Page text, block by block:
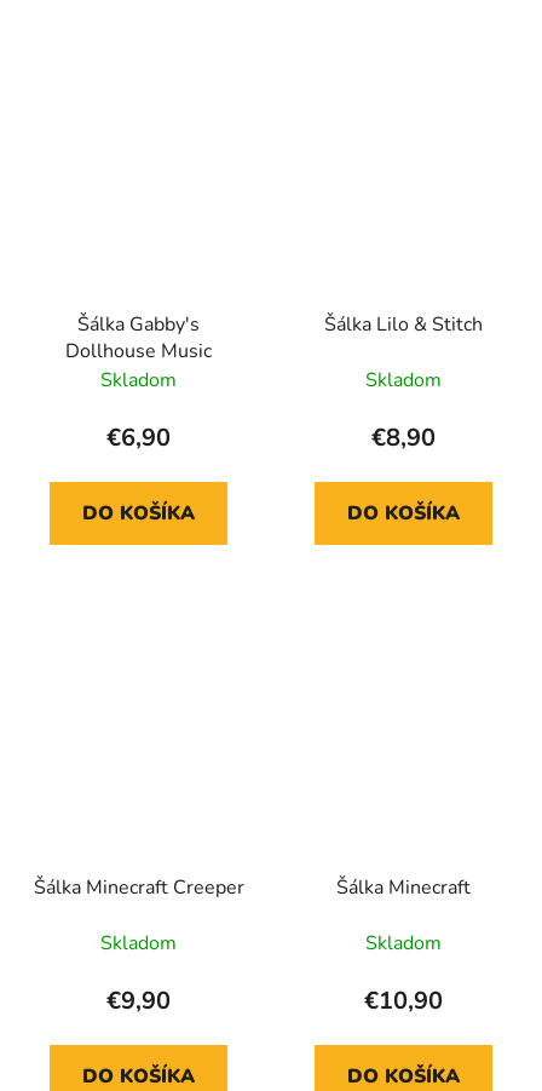
Šálka Gabby's
Dollhouse Music
Skladom
€6,90
DO KOŠÍKA
Šálka Lilo & Stitch
Skladom
€8,90
DO KOŠÍKA
Šálka Minecraft Creeper
Skladom
€9,90
DO KOŠÍKA
Šálka Minecraft
Skladom
€10,90
DO KOŠÍKA